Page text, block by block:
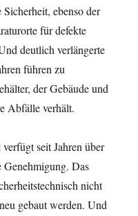
ebenso der
für defekte
deutlich verlängerte
führen zu
der Gebäude und
Abfälle verhält.
seit Jahren über
Genehmigung. Das
nicht
gebaut werden. Und